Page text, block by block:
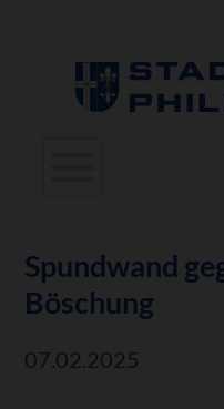
Spundwand
Böschung
07.02.2025